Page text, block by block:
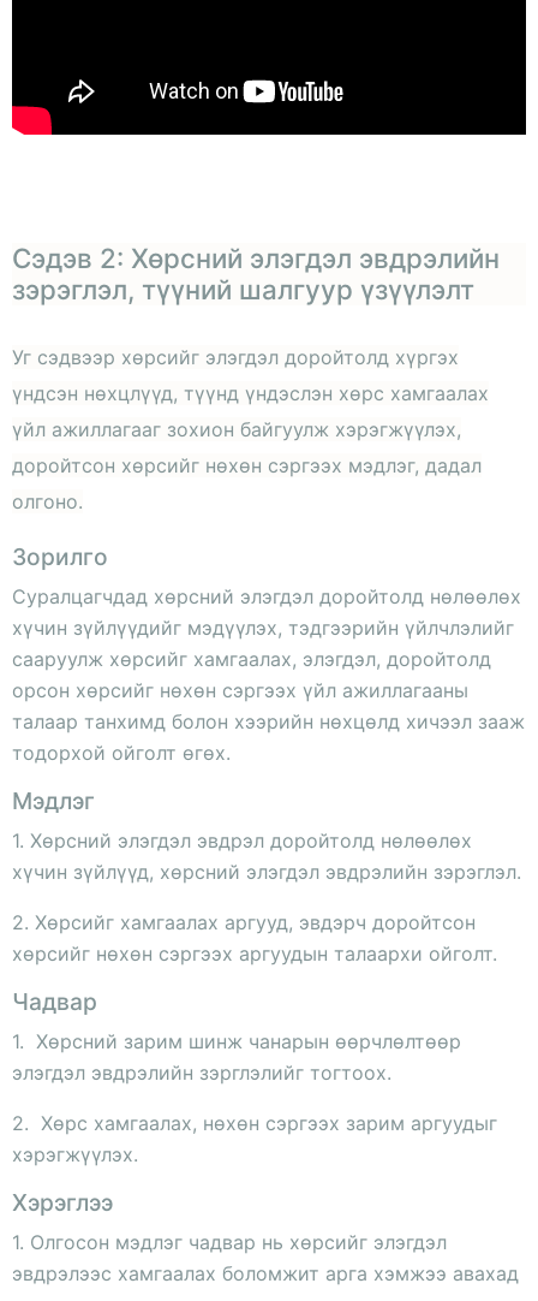
Сэдэв 2: Хөрсний элэгдэл эвдрэлийн
зэрэглэл, түүний шалгуур үзүүлэлт
Уг сэдвээр хөрсийг элэгдэл доройтолд хүргэх
үндсэн нөхцлүүд, түүнд үндэслэн хөрс хамгаалах
үйл ажиллагааг зохион байгуулж хэрэгжүүлэх,
доройтсон хөрсийг нөхөн сэргээх мэдлэг, дадал
олгоно.
Зорилго
Суралцагчдад хөрсний элэгдэл доройтолд нөлөөлөх
хүчин зүйлүүдийг мэдүүлэх, тэдгээрийн үйлчлэлийг
сааруулж хөрсийг хамгаалах, элэгдэл, доройтолд
орсон хөрсийг нөхөн сэргээх үйл ажиллагааны
талаар танхимд болон хээрийн нөхцөлд хичээл зааж
тодорхой ойголт өгөх.
Мэдлэг
1. Хөрсний элэгдэл эвдрэл доройтолд нөлөөлөх
хүчин зүйлүүд, хөрсний элэгдэл эвдрэлийн зэрэглэл.
2. Хөрсийг хамгаалах аргууд, эвдэрч доройтсон
хөрсийг нөхөн сэргээх аргуудын талаархи ойголт.
Чадвар
1. Хөрсний зарим шинж чанарын өөрчлөлтөөр
элэгдэл эвдрэлийн зэрглэлийг тогтоох.
2. Хөрс хамгаалах, нөхөн сэргээх зарим аргуудыг
хэрэгжүүлэх.
Хэрэглээ
1. Олгосон мэдлэг чадвар нь хөрсийг элэгдэл
эвдрэлээс хамгаалах боломжит арга хэмжээ авахад